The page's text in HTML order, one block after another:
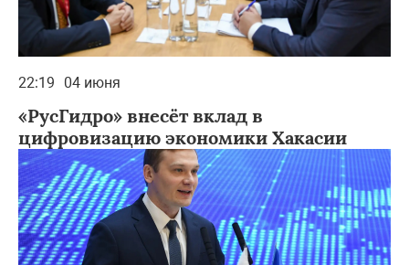
22:19 04 июня
«РусГидро» внесёт вклад в
цифровизацию экономики Хакасии